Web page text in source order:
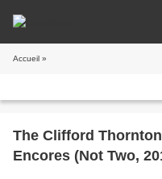
Accueil »
The Clifford
Encores (Not Two,